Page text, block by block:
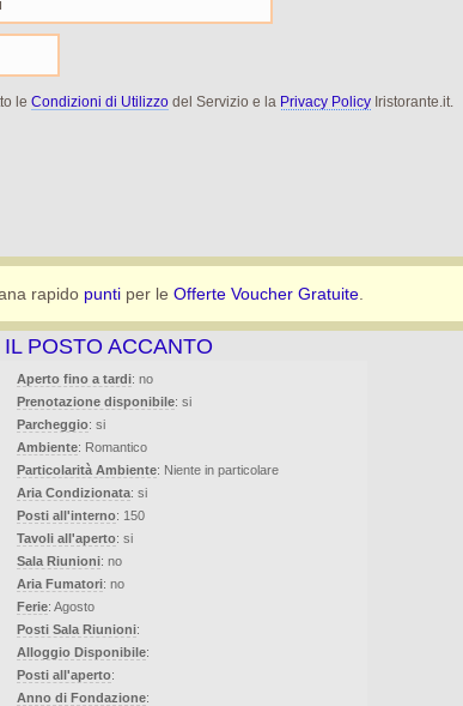
le Condizioni di Utilizzodel Servizio e la Privacy PolicyIristorante.it.
rapido punti per le Offerte Voucher Gratuite
POSTO ACCANTO
Aperto fino a tardi: no
Prenotazione disponibile: si
Parcheggio: si
Ambiente: Romantico
Particolarità Ambiente: Niente in particolare
Aria Condizionata: si
Posti all'interno: 150
Tavoli all'aperto: si
Sala Riunioni: no
Aria Fumatori: no
Ferie: Agosto
Posti Sala Riunioni:
Alloggio Disponibile:
Posti all'aperto:
Anno di Fondazione: